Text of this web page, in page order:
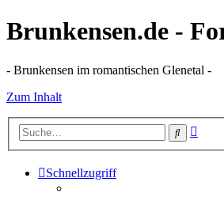
Brunkensen.de -
- Brunkensen im romantischen Glenetal -
Zum Inhalt
Suche
Schnellzugriff